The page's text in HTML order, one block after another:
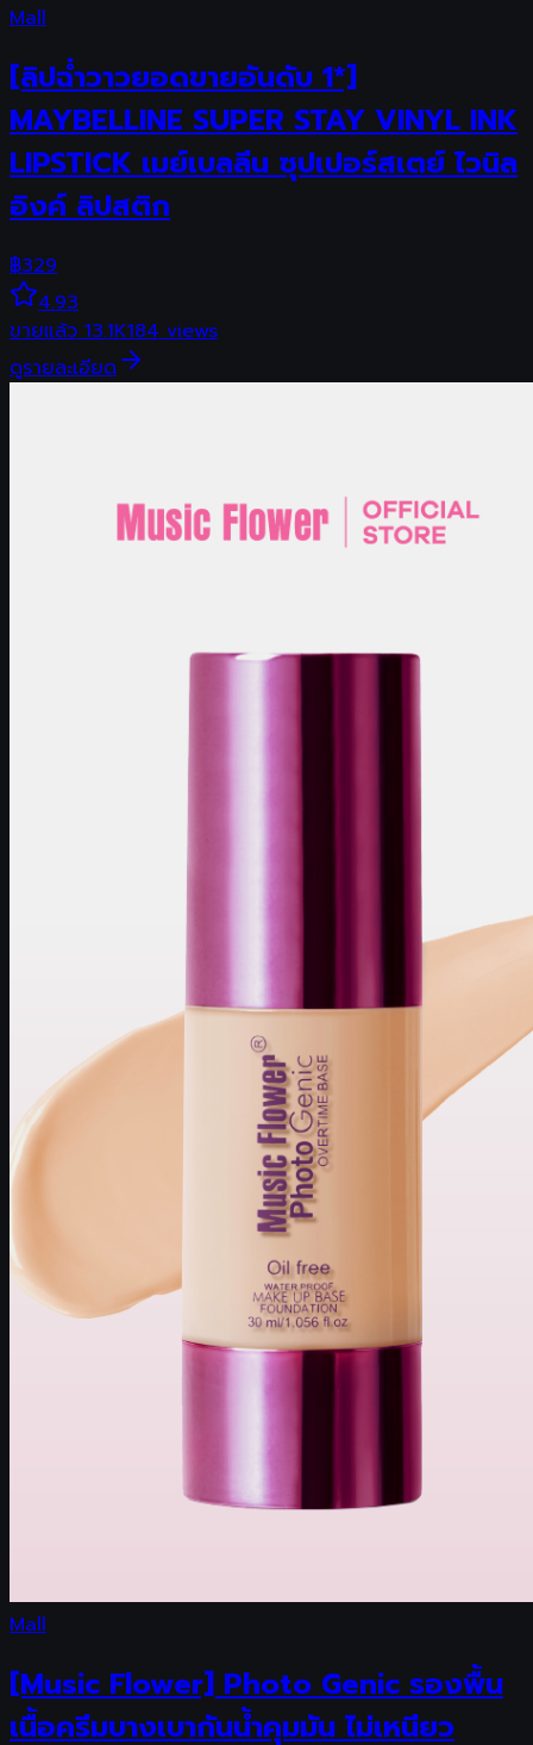
Mall
[ลิปฉ่ำวาวยอดขายอันดับ 1*]
MAYBELLINE SUPER STAY VINYL INK
LIPSTICK เมย์เบลลีน ซุปเปอร์สเตย์ ไวนิล
อิงค์ ลิปสติก
฿329
4.93
ขายแล้ว13.1K184views
ดูรายละเอียด
Mall
[Music Flower] Photo Genic รองพื้น
เนื้อครีมบางเบากันน้ำคุมมัน ไม่เหนียว